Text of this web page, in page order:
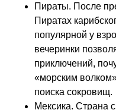
Пираты. После
Пиратах
популярной у
вечеринки
приключений,
«морским
поиска сокровищ.
Мексика. Страна